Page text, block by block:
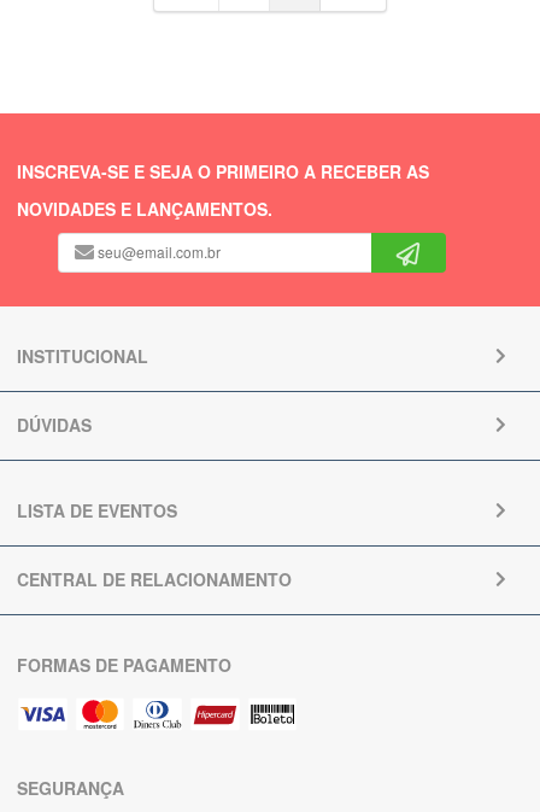
INSCREVA-SE E SEJA O PRIMEIRO A RECEBER AS
NOVIDADES E LANÇAMENTOS.
INSTITUCIONAL
DÚVIDAS
LISTA DE EVENTOS
CENTRAL DE RELACIONAMENTO
FORMAS DE PAGAMENTO
SEGURANÇA